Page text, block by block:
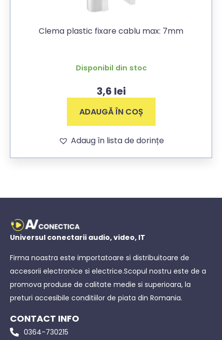
Clema plastic fixare cablu max: 7mm
Disponibil din stoc
3,6 lei
ADAUGĂ ÎN COȘ
Adaug în lista de dorințe
Universul conectarii audio, video, IT
Firma noastra este importatoare si distribuitoare de
accesorii electronice si electrice.Scopul nostru este de a
promova produse de calitate medie si superioara, la
preturi accesibile conditiilor de piata din Romania.
CONTACT INFO
0364-730215